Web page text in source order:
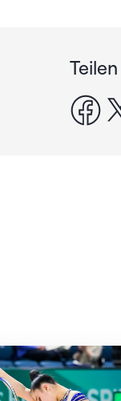
Teilen